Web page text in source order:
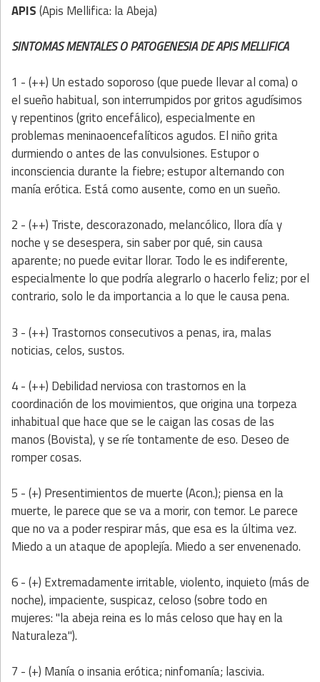
APIS(Apis Mellifica: la Abeja)
SINTOMAS MENTALES O PATOGENESIA DE APIS MELLIFICA
1 - (++) Un estado soporoso (que puede llevar al coma) o
el sueño habitual, son interrumpidos por gritos agudísimos
y repentinos (grito encefálico), especialmente en
problemas meninaoencefalíticos agudos. El niño grita
durmiendo o antes de las convulsiones. Estupor o
inconsciencia durante la fiebre; estupor alternando con
manía erótica. Está como ausente, como en un sueño.
2 - (++) Triste, descorazonado, melancólico, llora día y
noche y se desespera, sin saber por qué, sin causa
aparente; no puede evitar llorar. Todo le es indiferente,
especialmente lo que podría alegrarlo o hacerlo feliz; por el
contrario, solo le da importancia a lo que le causa pena.
3 - (++) Trastornos consecutivos a penas, ira, malas
noticias, celos, sustos.
4 - (++) Debilidad nerviosa con trastornos en la
coordinación de los movimientos, que origina una torpeza
inhabitual que hace que se le caigan las cosas de las
manos (Bovista), y se ríe tontamente de eso. Deseo de
romper cosas.
5 - (+) Presentimientos de muerte (Acon.); piensa en la
muerte, le parece que se va a morir, con temor. Le parece
que no va a poder respirar más, que esa es la última vez.
Miedo a un ataque de apoplejía. Miedo a ser envenenado.
6 - (+) Extremadamente irritable, violento, inquieto (más de
noche), impaciente, suspicaz, celoso (sobre todo en
mujeres: "la abeja reina es lo más celoso que hay en la
Naturaleza").
7 - (+) Manía o insania erótica; ninfomanía; lascivia.